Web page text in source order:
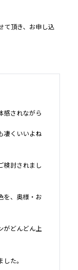
て頂き、お申し込
感されながら
凄くいいよね
検討されまし
を、奥様・お
がどんどん上
た。